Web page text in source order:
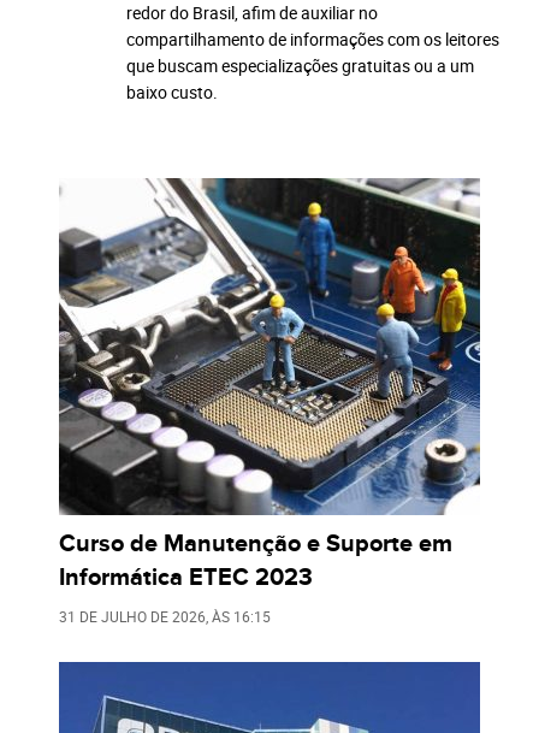
redor do Brasil, afim de auxiliar no
compartilhamento de informações com os leitores
que buscam especializações gratuitas ou a um
baixo custo.
Curso de Manutenção e Suporte em
Informática ETEC 2023
31 DE JULHO DE 2026, ÀS 16:15